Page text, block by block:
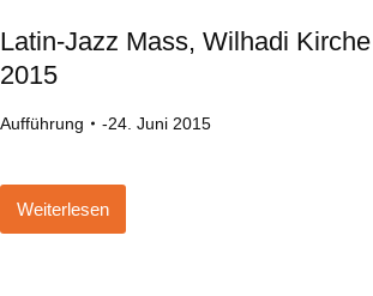
Latin-Jazz Mass, Wilhadi
2015
Aufführung 24. Juni 2015
Weiterlesen